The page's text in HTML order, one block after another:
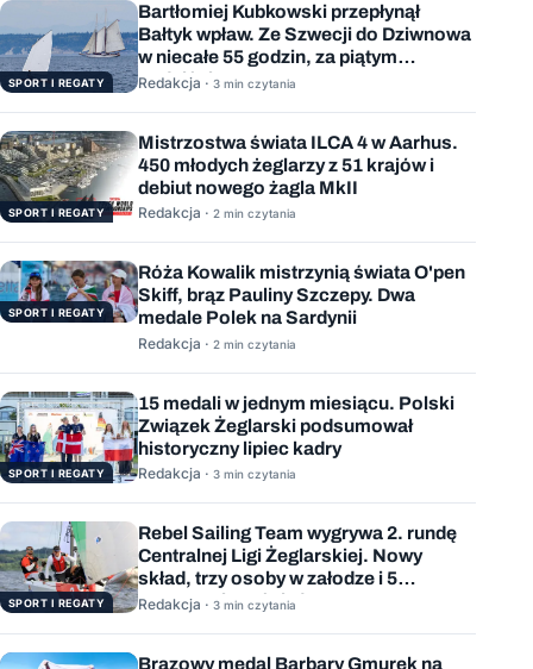
SPORT I REGATY
Bartłomiej Kubkowski przepłynął
Bałtyk wpław. Ze Szwecji do Dziwnowa
w niecałe 55 godzin, za piątym
podejściem
Redakcja · 3 min czytania
SPORT I REGATY
Mistrzostwa świata ILCA 4 w Aarhus.
450 młodych żeglarzy z 51 krajów i
debiut nowego żagla MkII
Redakcja · 2 min czytania
SPORT I REGATY
Róża Kowalik mistrzynią świata O'pen
Skiff, brąz Pauliny Szczepy. Dwa
medale Polek na Sardynii
Redakcja · 2 min czytania
SPORT I REGATY
15 medali w jednym miesiącu. Polski
Związek Żeglarski podsumował
historyczny lipiec kadry
Redakcja · 3 min czytania
SPORT I REGATY
Rebel Sailing Team wygrywa 2. rundę
Centralnej Ligi Żeglarskiej. Nowy
skład, trzy osoby w załodze i 5
wygranych wyścigów
Redakcja · 3 min czytania
Brązowy medal Barbary Gmurek na